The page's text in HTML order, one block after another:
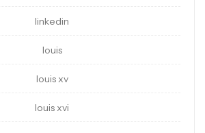
linkedin
louis
louis xv
louis xvi